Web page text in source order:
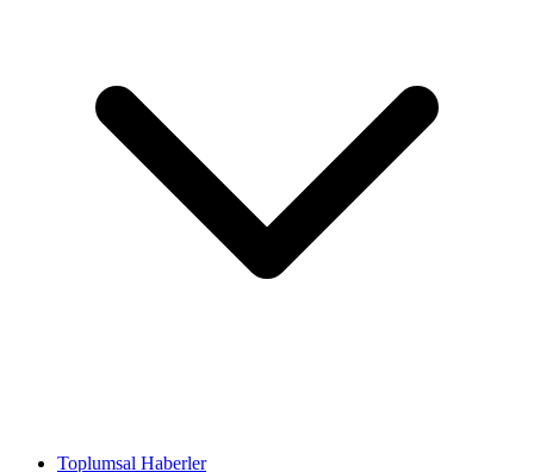
Toplumsal Haberler